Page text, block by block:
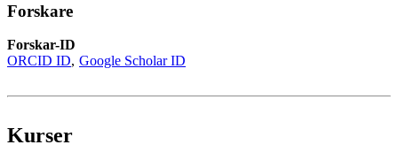
Forskare
Forskar-ID
ORCID ID Google Scholar ID
Kurser